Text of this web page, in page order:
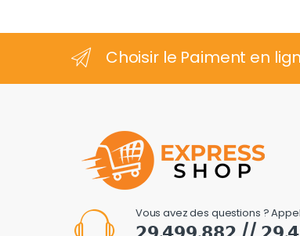
Choisir le Paiment en
Vous avez des questions ?